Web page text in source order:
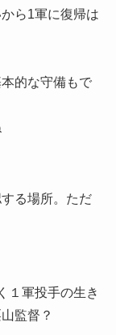
ら1軍に復帰は
的な守備もで
る場所。ただ
１軍投手の生き
監督？